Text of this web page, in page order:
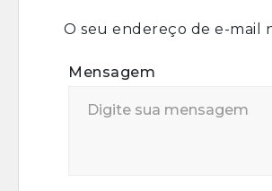
O seu endereço de e-mail
Mensagem